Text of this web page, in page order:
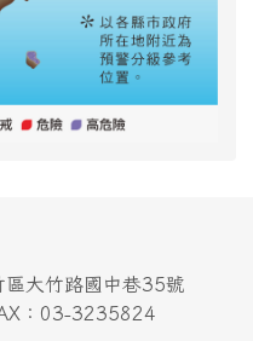
大竹路國中巷35號
：03-3235824